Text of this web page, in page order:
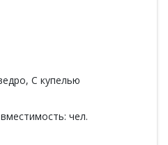
С купелью
чел.